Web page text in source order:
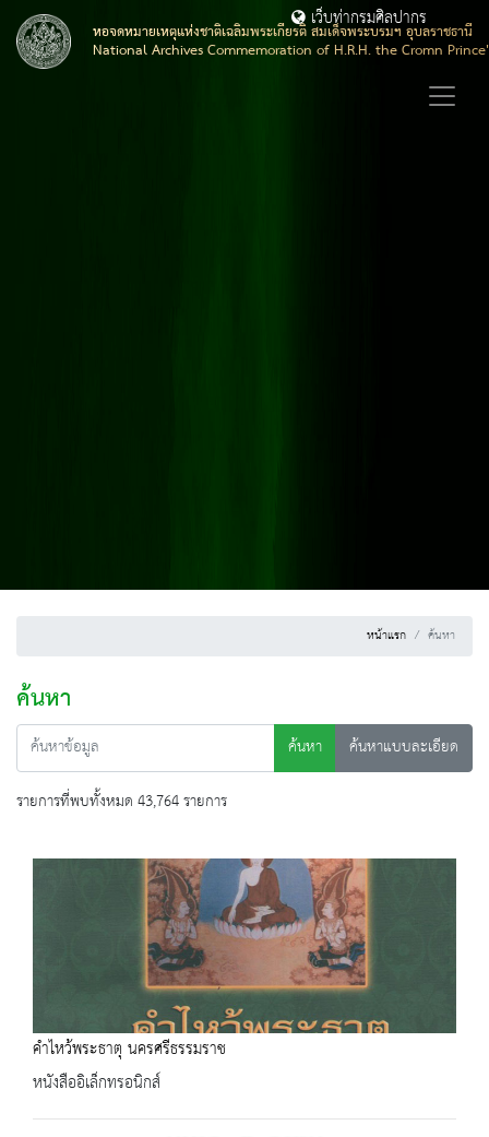
หอจดหมายเหตุแห่งชาติเฉลิมพระเกียรติ สมเด็จพระบรมฯ อุบลราชธานี
National Archives Commemoration of H.R.H. the Cromn
เว็บท่ากรมศิลปากร
หน้าแรก ค้นหา
ค้นหา
ค้นหา
ค้นหาแบบละเอียด
รายการที่พบทั้งหมด 43,764 รายการ
คำไหว้พระธาตุ นครศรีธรรมราช
หนังสืออิเล็กทรอนิกส์